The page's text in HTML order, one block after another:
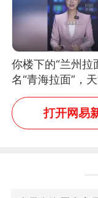
你楼下的“兰州拉
名“青海拉面”，
面馆已集体更换
打开网易